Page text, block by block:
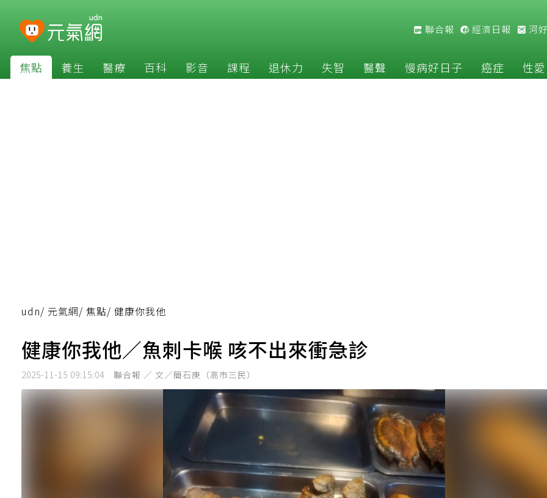
聯合報 經濟日報 河
焦點 養生 醫療 百科 影音 課程 退休力 失智 醫聲 慢病好日子 癌症 性愛
udn/ 元氣網/ 焦點/ 健康你我他
健康你我他／魚刺卡喉 咳不出來衝急診
2025-11-15 09:15:04 聯合報 ／ 文／簡石庚（高市三民）